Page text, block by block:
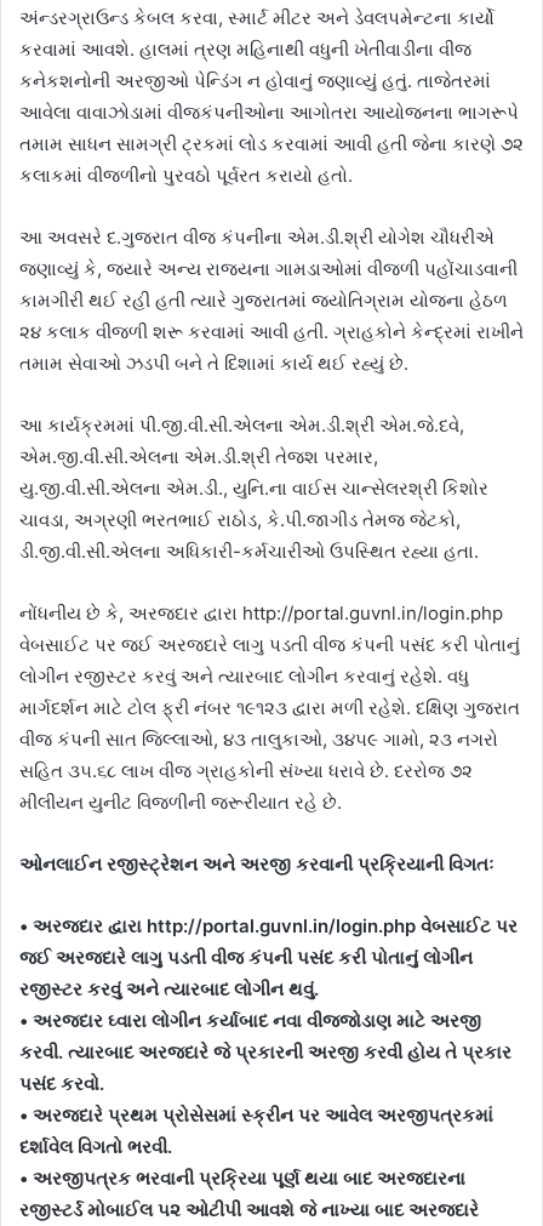
અંન્ડરગ્રાઉન્ડ કેબલ કરવા, સ્માર્ટ મીટર અને ડેવલપમેન્ટના કાર્યો
કરવામાં આવશે. હાલમાં ત્રણ મહિનાથી વધુની ખેતીવાડીના વીજ
કનેકશનોની અરજીઓ પેન્ડિંગ ન હોવાનું જણાવ્યું હતું. તાજેતરમાં
આવેલા વાવાઝોડામાં વીજકંપનીઓના આગોતરા આયોજનના ભાગરૂપે
તમામ સાધન સામગ્રી ટ્રકમાં લોડ કરવામાં આવી હતી જેના કારણે ૭૨
કલાકમાં વીજળીનો પુરવઠો પૂર્વરત કરાયો હતો.
આ અવસરે દ.ગુજરાત વીજ કંપનીના એમ.ડી.શ્રી યોગેશ ચૌધરીએ
જણાવ્યું કે, જયારે અન્ય રાજયના ગામડાઓમાં વીજળી પહોંચાડવાની
કામગીરી થઈ રહી હતી ત્યારે ગુજરાતમાં જયોતિગ્રામ યોજના હેઠળ
૨૪ કલાક વીજળી શરૂ કરવામાં આવી હતી. ગ્રાહકોને કેન્દ્રમાં રાખીને
તમામ સેવાઓ ઝડપી બને તે દિશામાં કાર્ય થઈ રહ્યું છે.
આ કાર્યક્રમમાં પી.જી.વી.સી.એલના એમ.ડી.શ્રી એમ.જે.દવે,
એમ.જી.વી.સી.એલના એમ.ડી.શ્રી તેજશ પરમાર,
યુ.જી.વી.સી.એલના એમ.ડી., યુનિ.ના વાઈસ ચાન્સેલરશ્રી કિશોર
ચાવડા, અગ્રણી ભરતભાઈ રાઠોડ, કે.પી.જાગીડ તેમજ જેટકો,
ડી.જી.વી.સી.એલના અધિકારી-કર્મચારીઓ ઉપસ્થિત રહ્યા હતા.
નોંધનીય છે કે, અરજદાર દ્વારા http://portal.guvnl.in/login.php
વેબસાઈટ પર જઈ અરજદારે લાગુ પડતી વીજ કંપની પસંદ કરી પોતાનું
લોગીન રજીસ્ટર કરવું અને ત્યારબાદ લોગીન કરવાનું રહેશે. વધુ
માર્ગદર્શન માટે ટોલ ફ્રી નંબર ૧૯૧૨૩ દ્વારા મળી રહેશે. દક્ષિણ ગુજરાત
વીજ કંપની સાત જિલ્લાઓ, ૪૩ તાલુકાઓ, ૩૪૫૯ ગામો, ૨૩ નગરો
સહિત ૩૫.૬૮ લાખ વીજ ગ્રાહકોની સંખ્યા ધરાવે છે. દરરોજ ૭૨
મીલીયન યુનીટ વિજળીની જરૂરીયાત રહે છે.
ઓનલાઈન રજીસ્ટ્રેશન અને અરજી કરવાની પ્રક્રિયાની વિગતઃ
• અરજદાર દ્વારા http://portal.guvnl.in/login.php વેબસાઈટ પર
જઈ અરજદારે લાગુ પડતી વીજ કંપની પસંદ કરી પોતાનું લોગીન
રજીસ્ટર કરવું અને ત્યારબાદ લોગીન થવું.
• અરજદાર ઘ્વારા લોગીન કર્યાબાદ નવા વીજજોડાણ માટે અરજી
કરવી. ત્યારબાદ અરજદારે જે પ્રકારની અરજી કરવી હોય તે પ્રકાર
પસંદ કરવો.
• અરજદારે પ્રથમ પ્રોસેસમાં સ્ક્રીન પર આવેલ અરજીપત્રકમાં
દર્શાવેલ વિગતો ભરવી.
• અરજીપત્રક ભરવાની પ્રક્રિયા પૂર્ણ થયા બાદ અરજદારના
રજીસ્ટર્ડ મોબાઈલ ૫૨ ઓટીપી આવશે જે નાખ્યા બાદ અરજદારે